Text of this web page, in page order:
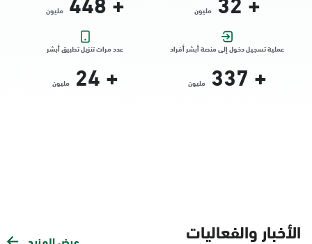
التوجه للموقع
الدمام, الدمام - الشاطئ مول
الأحد - الخميس (08:00-14:30)
مليون مليون
عملية تسجيل دخول إلى منصة أبشر أفراد
+
337 مليون
عدد مرات تنزيل تطبيق أبشر
+
24 مليون
الأخبار والفعاليات